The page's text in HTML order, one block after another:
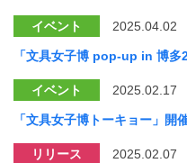
イベント 2025.04.02
「文具女子博 pop-up in 博多
イベント 2025.02.17
「文具女子博トーキョー」開
リリース 2025.02.07